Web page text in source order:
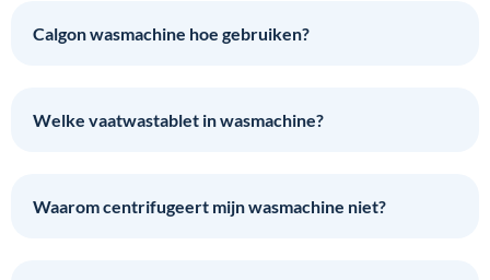
Calgon wasmachine hoe gebruiken?
Welke vaatwastablet in wasmachine?
Waarom centrifugeert mijn wasmachine niet?